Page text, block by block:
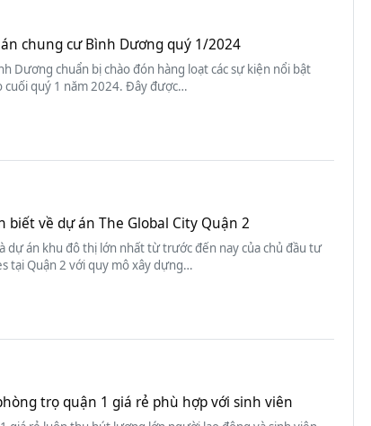
chung cư Bình Dương quý 1/2024
Dương chuẩn bị chào đón hàng loạt các sự kiện nổi bật
cuối quý 1 năm 2024. Đây được…
biết về dự án The Global City Quận 2
dự án khu đô thị lớn nhất từ trước đến nay của chủ đầu tư
tại Quận 2 với quy mô xây dựng…
trọ quận 1 giá rẻ phù hợp với sinh viên